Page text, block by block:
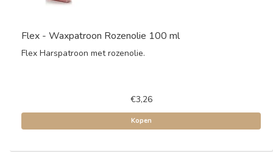
Flex - Waxpatroon Rozenolie 100 ml
Flex Harspatroon met rozenolie.
€3,26
Kopen